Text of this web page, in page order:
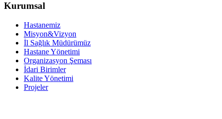
Kurumsal
Hastanemiz
Misyon&Vizyon
İl Sağlık Müdürümüz
Hastane Yönetimi
Organizasyon Şeması
İdari Birimler
Kalite Yönetimi
Projeler